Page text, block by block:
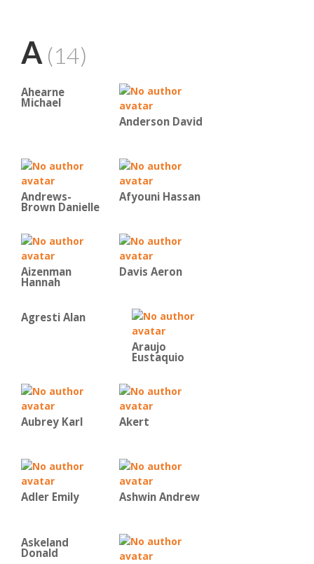
A (14)
Ahearne
Michael
Anderson David
Andrews-
Brown Danielle
Afyouni Hassan
Aizenman
Hannah
Davis Aeron
Agresti Alan
Araujo
Eustaquio
Aubrey Karl Akert
Adler Emily Ashwin Andrew
Askeland
Donald